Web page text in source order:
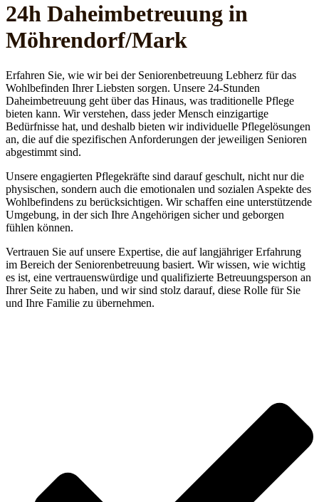
24h Daheim­betreuung in
Möhrendorf/Mark
Erfahren Sie, wie wir bei der Seniorenbetreuung Lebherz für das
Wohlbefinden Ihrer Liebsten sorgen. Unsere 24-Stunden
Daheimbetreuung geht über das Hinaus, was traditionelle Pflege
bieten kann. Wir verstehen, dass jeder Mensch einzigartige
Bedürfnisse hat, und deshalb bieten wir individuelle Pflegelösungen
an, die auf die spezifischen Anforderungen der jeweiligen Senioren
abgestimmt sind.
Unsere engagierten Pflegekräfte sind darauf geschult, nicht nur die
physischen, sondern auch die emotionalen und sozialen Aspekte des
Wohlbefindens zu berücksichtigen. Wir schaffen eine unterstützende
Umgebung, in der sich Ihre Angehörigen sicher und geborgen
fühlen können.
Vertrauen Sie auf unsere Expertise, die auf langjähriger Erfahrung
im Bereich der Seniorenbetreuung basiert. Wir wissen, wie wichtig
es ist, eine vertrauenswürdige und qualifizierte Betreuungsperson an
Ihrer Seite zu haben, und wir sind stolz darauf, diese Rolle für Sie
und Ihre Familie zu übernehmen.